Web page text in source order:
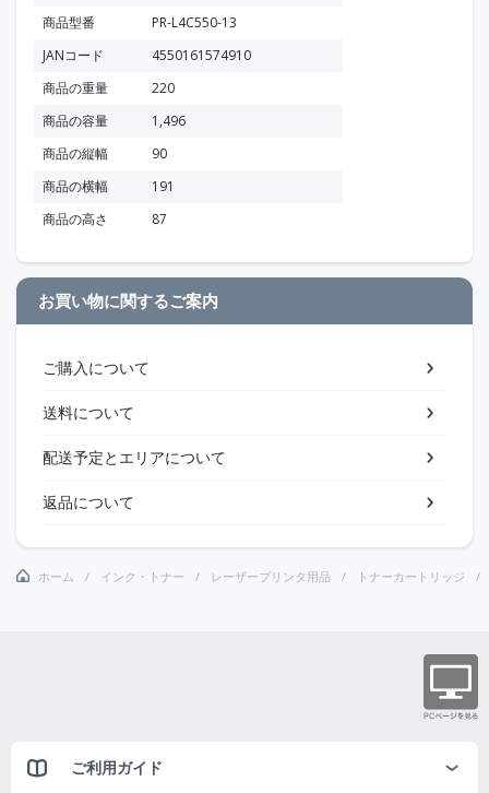
商品型番
PR-L4C550-13
JANコード
4550161574910
商品の重量
220
商品の容量
1,496
商品の縦幅
90
商品の横幅
191
商品の高さ
87
お買い物に関するご案内
ご購入について
送料について
配送予定とエリアについて
返品について
ホーム インク・トナー レーザープリンタ用品 トナーカートリッジ
ご利用ガイド